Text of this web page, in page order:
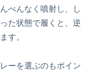
べんなく噴射し、し
た状態で履くと、逆
す。
ーを選ぶのもポイン